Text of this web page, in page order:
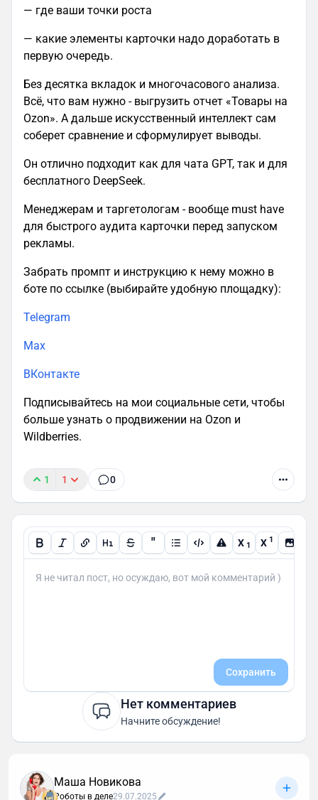
— где ваши точки роста
— какие элементы карточки надо доработать в
первую очередь.
Без десятка вкладок и многочасового анализа.
Всё, что вам нужно - выгрузить отчет «Товары на
Ozon». А дальше искусственный интеллект сам
соберет сравнение и сформулирует выводы.
Он отлично подходит как для чата GPT, так и для
бесплатного DeepSeek.
Менеджерам и таргетологам - вообще must have
для быстрого аудита карточки перед запуском
рекламы.
Забрать промпт и инструкцию к нему можно в
боте по ссылке (выбирайте удобную площадку):
Telegram
Max
ВКонтакте
Подписывайтесь на мои социальные сети, чтобы
больше узнать о продвижении на Ozon и
Wildberries.
1 1 0
" X 1 X 1
Сохранить
Нет комментариев
Начните обсуждение!
Маша Новикова
Роботы в деле29.07.2025